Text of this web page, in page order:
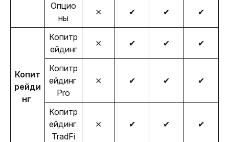
Опцио
ны
⨯ ✔ ✔ ✔
Копит
рейди
нг
Копитр
ейдинг
⨯ ✔ ✔ ✔
Копитр
ейдинг
Pro
⨯ ✔ ✔ ✔
Копитр
ейдинг
TradFi
⨯ ✔ ✔ ✔